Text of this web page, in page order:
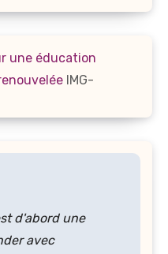
une éducation
IMG-
d'abord une
avec